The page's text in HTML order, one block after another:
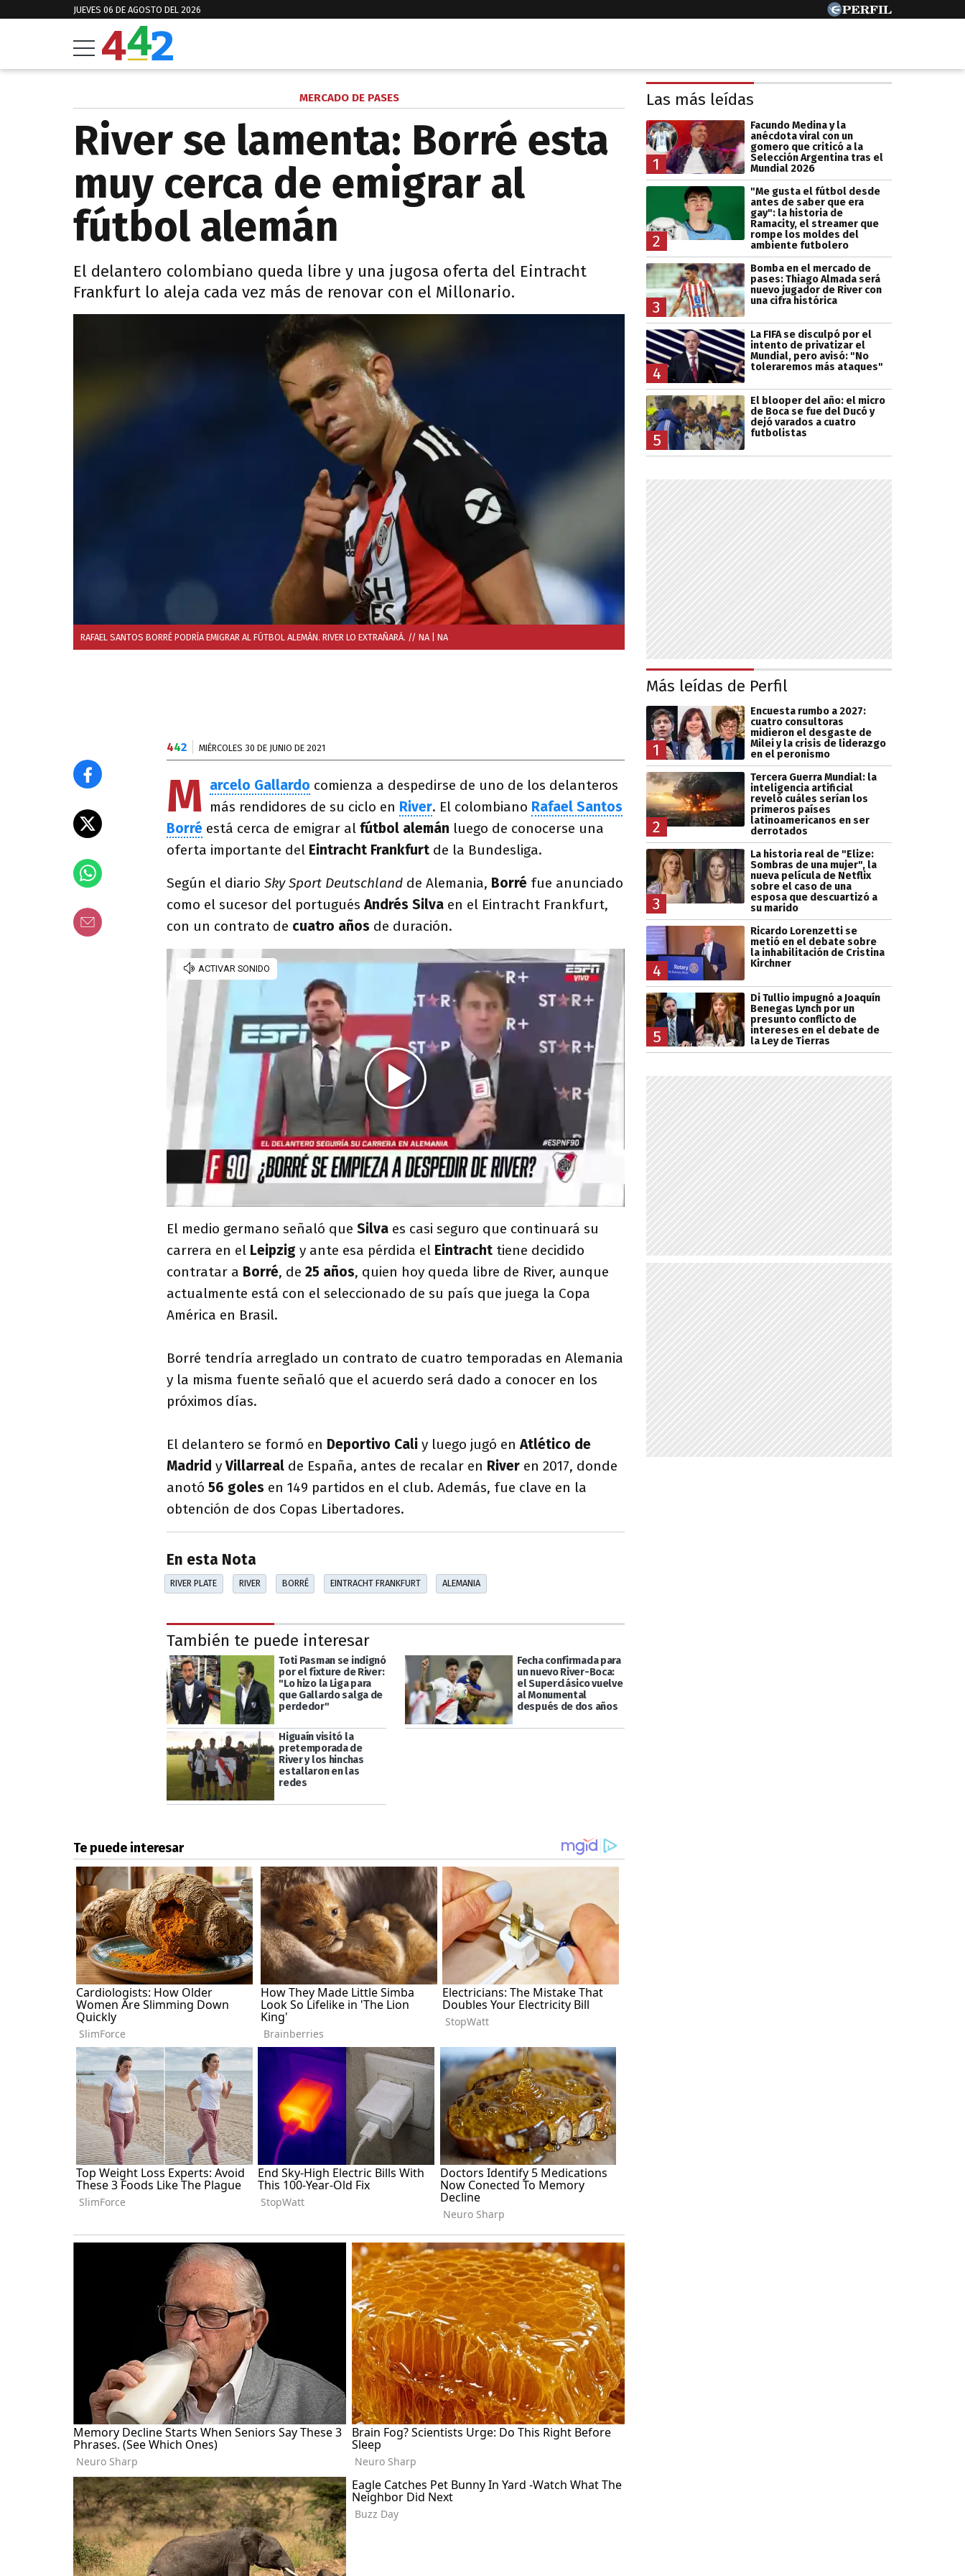
JUEVES 06 DE AGOSTO DEL 2026
MERCADO DE PASES
River se lamenta: Borré esta
muy cerca de emigrar al
fútbol alemán
El delantero colombiano queda libre y una jugosa oferta del Eintracht
Frankfurt lo aleja cada vez más de renovar con el Millonario.
RAFAEL SANTOS BORRÉ PODRÍA EMIGRAR AL FÚTBOL ALEMÁN. RIVER LO EXTRAÑARÁ. // NA | NA
442 MIÉRCOLES 30 DE JUNIO DE 2021
M arcelo Gallardo comienza a despedirse de uno de los delanteros
más rendidores de su ciclo en River. El colombiano Rafael Santos
Borré está cerca de emigrar al fútbol alemán luego de conocerse una
oferta importante del Eintracht Frankfurt de la Bundesliga.
Según el diario Sky Sport Deutschland de Alemania, Borré fue anunciado
como el sucesor del portuguésAndrés Silva en el Eintracht Frankfurt,
con un contrato de cuatro años de duración.
El medio germano señaló que Silva es casi seguro que continuará su
carrera en el Leipzig y ante esa pérdida el Eintracht tiene decidido
contratar a Borré, de 25 años, quien hoy queda libre de River, aunque
actualmente está con el seleccionado de su país que juega la Copa
América en Brasil.
Borré tendría arreglado un contrato de cuatro temporadas en Alemania
y la misma fuente señaló que el acuerdo será dado a conocer en los
próximos días.
El delantero se formó en Deportivo Cali y luego jugó enAtlético de
Madrid yVillarreal de España, antes de recalar en River en 2017, donde
anotó 56 goles en 149 partidos en el club. Además, fue clave en la
obtención de dos Copas Libertadores.
En esta Nota
RIVER PLATE RIVER BORRÉ EINTRACHT FRANKFURT ALEMANIA
También te puede interesar
Toti Pasman se indignó
por el fixture de River:
"Lo hizo la Liga para
que Gallardo salga de
perdedor"
Fecha confirmada para
un nuevo River-Boca:
el Superclásico vuelve
al Monumental
después de dos años
Higuaín visitó la
pretemporada de
River y los hinchas
estallaron en las
redes
Las más leídas
1
Facundo Medina y la
anécdota viral con un
gomero que criticó a la
Selección Argentina tras el
Mundial 2026
2
"Me gusta el fútbol desde
antes de saber que era
gay": la historia de
Ramacity, el streamer que
rompe los moldes del
ambiente futbolero
3
Bomba en el mercado de
pases: Thiago Almada será
nuevo jugador de River con
una cifra histórica
4
La FIFA se disculpó por el
intento de privatizar el
Mundial, pero avisó: "No
toleraremos más ataques"
5
El blooper del año: el micro
de Boca se fue del Ducó y
dejó varados a cuatro
futbolistas
Más leídas de Perfil
1
Encuesta rumbo a 2027:
cuatro consultoras
midieron el desgaste de
Milei y la crisis de liderazgo
en el peronismo
2
Tercera Guerra Mundial: la
inteligencia artificial
reveló cuáles serían los
primeros países
latinoamericanos en ser
derrotados
3
La historia real de "Elize:
Sombras de una mujer", la
nueva película de Netflix
sobre el caso de una
esposa que descuartizó a
su marido
4
Ricardo Lorenzetti se
metió en el debate sobre
la inhabilitación de Cristina
Kirchner
5
Di Tullio impugnó a Joaquín
Benegas Lynch por un
presunto conflicto de
intereses en el debate de
la Ley de Tierras